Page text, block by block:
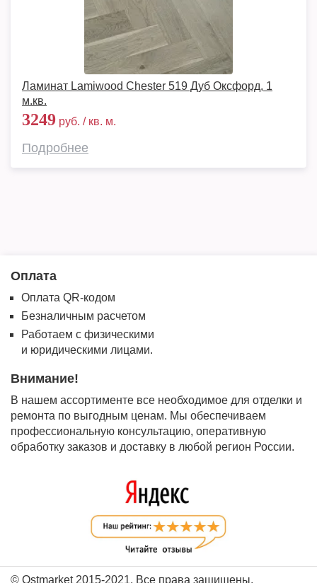
Ламинат Lamiwood Chester 519 Дуб Оксфорд, 1
м.кв.
3249 руб. / кв. м.
Подробнее
Оплата
Оплата QR-кодом
Безналичным расчетом
Работаем с физическими
и юридическими лицами.
Внимание!
В нашем ассортименте все необходимое для отделки и
ремонта по выгодным ценам. Мы обеспечиваем
профессиональную консультацию, оперативную
обработку заказов и доставку в любой регион России.
© Ostmarket 2015-2021. Все права защищены.